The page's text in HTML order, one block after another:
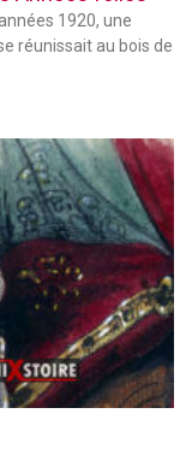
1920, une
réunissait au bois de